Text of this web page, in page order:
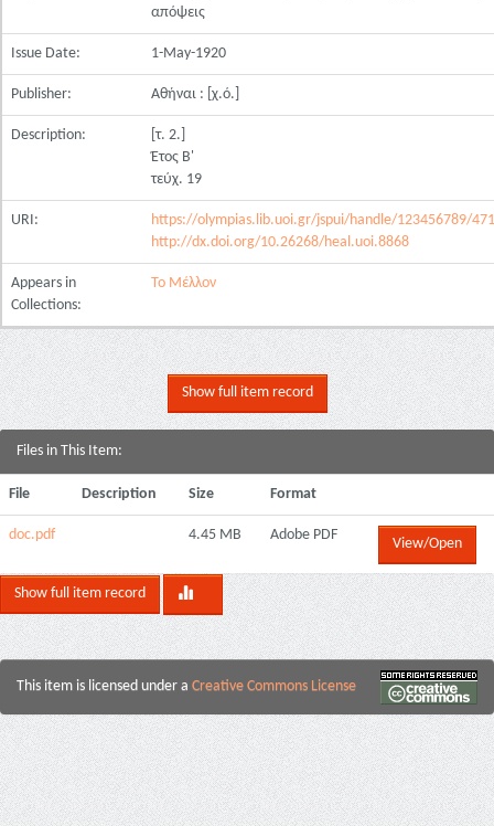
απόψεις
Issue Date: 1-May-1920
Publisher: Αθήναι : [χ.ό.]
Description:
[τ. 2.]
Έτος Β'
τεύχ. 19
URI:
https://olympias.lib.uoi.gr/jspui/handle/123456789/
http://dx.doi.org/10.26268/heal.uoi.8868
Appears in
Collections:
Το Μέλλον
Show full item record
Files in This Item:
File Description Size Format
doc.pdf 4.45 MB Adobe PDF
View/Open
Show full item record
This item is licensed under a Creative Commons License